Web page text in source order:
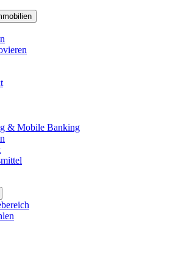
& Mobile Banking